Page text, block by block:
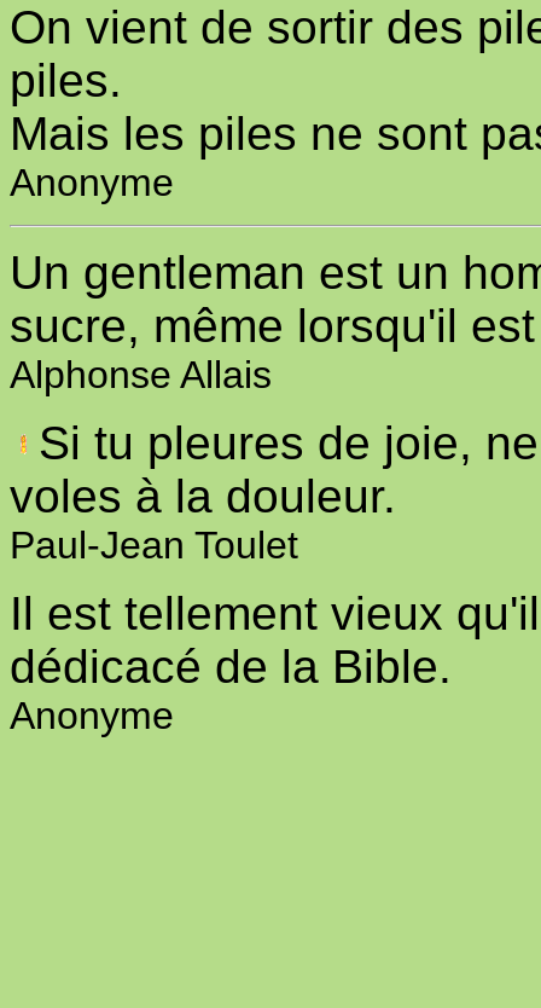
On vient de sortir des
piles.
Mais les piles ne sont
Anonyme
Un gentleman est un
sucre, même lorsqu'il
Alphonse Allais
Si tu pleures de joie,
voles à la douleur.
Paul-Jean Toulet
Il est tellement vieux
dédicacé de la Bible.
Anonyme